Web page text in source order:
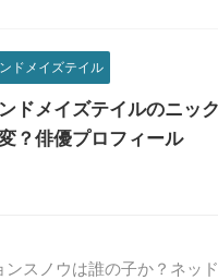
ドメイズテイル
ドメイズテイルのニッ
？俳優プロフィール
ンスノウは誰の子か？ネッ